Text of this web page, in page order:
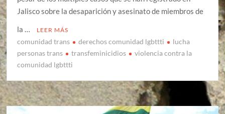
Jalisco sobre la desaparición y asesinato de miembros de
la …
LEER MÁS
comunidad trans derechos comunidad lgbttti
lucha
personas trans
transfeminicidios
violencia contra la
comunidad lgbttti